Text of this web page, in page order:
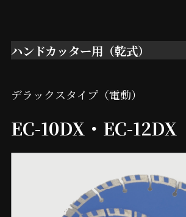
ハンドカッター用（乾式）
デラックスタイプ（電動）
EC-10DX・EC-12DX